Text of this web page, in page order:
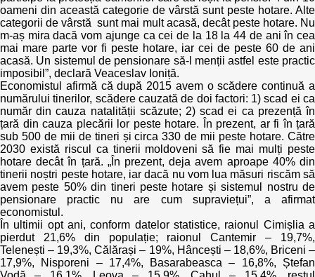
oameni din această categorie de vârstă sunt peste hotare. Alte
categorii de vârstă sunt mai mult acasă, decât peste hotare. Nu
m-aș mira dacă vom ajunge ca cei de la 18 la 44 de ani în cea
mai mare parte vor fi peste hotare, iar cei de peste 60 de ani
acasă. Un sistemul de pensionare să-l menții astfel este practic
imposibil”, declară Veaceslav Ioniță.
Economistul afirmă că după 2015 avem o scădere continuă a
numărului tinerilor, scădere cauzată de doi factori: 1) scad ei ca
număr din cauza natalității scăzute; 2) scad ei ca prezență în
țară din cauza plecării lor peste hotare. În prezent, ar fi în țară
sub 500 de mii de tineri și circa 330 de mii peste hotare. Către
2030 există riscul ca tinerii moldoveni să fie mai mulți peste
hotare decât în țară. „În prezent, deja avem aproape 40% din
tinerii noștri peste hotare, iar dacă nu vom lua măsuri riscăm să
avem peste 50% din tineri peste hotare și sistemul nostru de
pensionare practic nu are cum supraviețui”, a afirmat
economistul.
În ultimii opt ani, conform datelor statistice, raionul Cimișlia a
pierdut 21,6% din populație; raionul Cantemir – 19,7%,
Telenești – 19,3%, Călărași – 19%, Hâncești – 18,6%, Briceni –
17,9%, Nisporeni – 17,4%, Basarabeasca – 16,8%, Ștefan